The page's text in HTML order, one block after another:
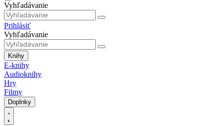
Vyhľadávanie
Prihlásiť
Vyhľadávanie
Knihy
E-knihy
Audioknihy
Hry
Filmy
Doplnky